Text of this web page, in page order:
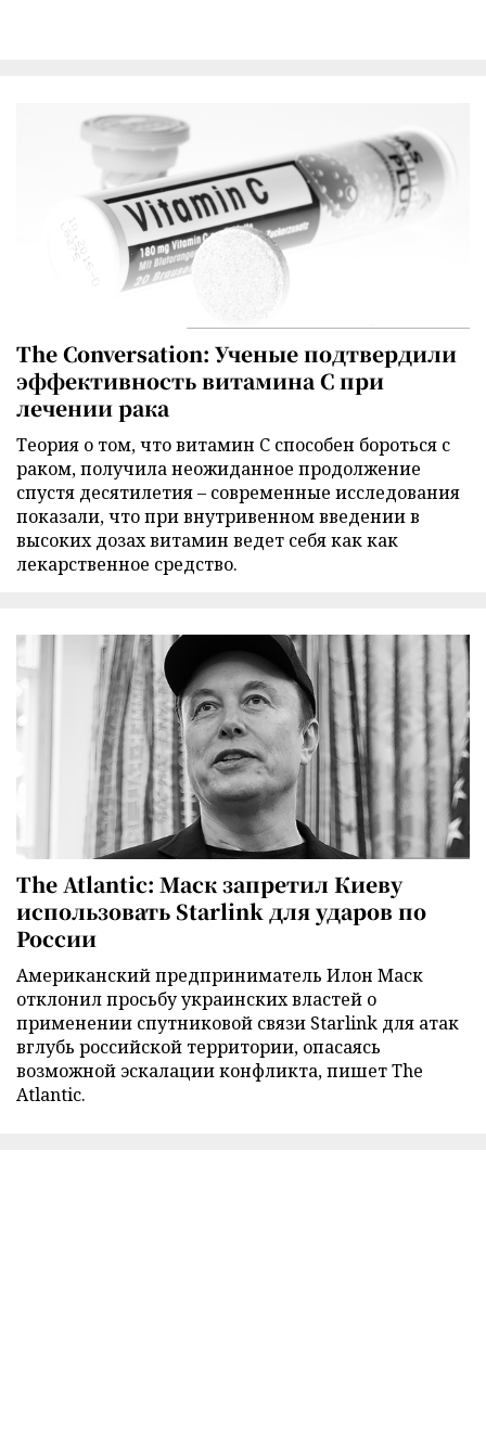
The Conversation: Ученые подтвердили
эффективность витамина C при
лечении рака
Теория о том, что витамин C способен бороться с
раком, получила неожиданное продолжение
спустя десятилетия – современные исследования
показали, что при внутривенном введении в
высоких дозах витамин ведет себя как как
лекарственное средство.
The Atlantic: Маск запретил Киеву
использовать Starlink для ударов по
России
Американский предприниматель Илон Маск
отклонил просьбу украинских властей о
применении спутниковой связи Starlink для атак
вглубь российской территории, опасаясь
возможной эскалации конфликта, пишет The
Atlantic.